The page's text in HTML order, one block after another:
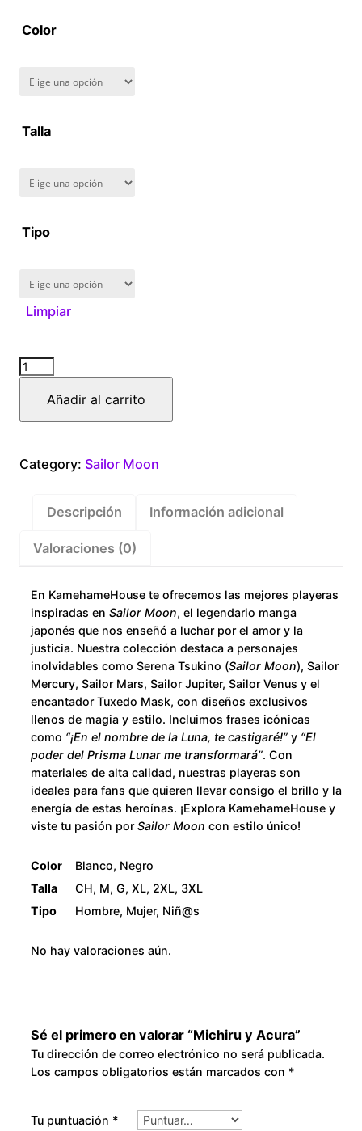
Color
Talla
Tipo
Limpiar
Michiru
AcuraAñadir al carrito
Category: Sailor Moon
Descripción Información adicional
Valoraciones (0)
En KamehameHouse te ofrecemos las mejores playeras
inspiradas enSailor Moon, el legendario manga
japonés que nos enseñó a luchar por el amor y la
justicia. Nuestra colección destaca a personajes
inolvidables como Serena Tsukino (Sailor Moon), Sailor
Mercury, Sailor Mars, Sailor Jupiter, Sailor Venus y el
encantador Tuxedo Mask, con diseños exclusivos
llenos de magia y estilo. Incluimos frases icónicas
como “¡En el nombre de la Luna, te castigaré!” y “El
poder del Prisma Lunar me transformará”. Con
materiales de alta calidad, nuestras playeras son
ideales para fans que quieren llevar consigo el brillo y la
energía de estas heroínas. ¡Explora KamehameHouse y
viste tu pasión porSailor Moon con estilo único!
Color
Blanco, Negro
Talla
CH, M, G, XL, 2XL, 3XL
Tipo
Hombre, Mujer, Niñ@s
No hay valoraciones aún.
Sé el primero en valorar “Michiru y Acura”
Tu dirección de correo electrónico no será publicada.
Los campos obligatorios están marcados con *
Tu puntuación *